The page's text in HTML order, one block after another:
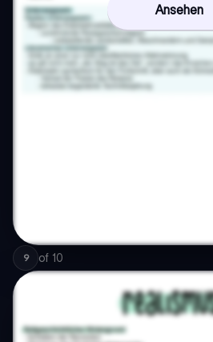
Ansehen
9 of 10